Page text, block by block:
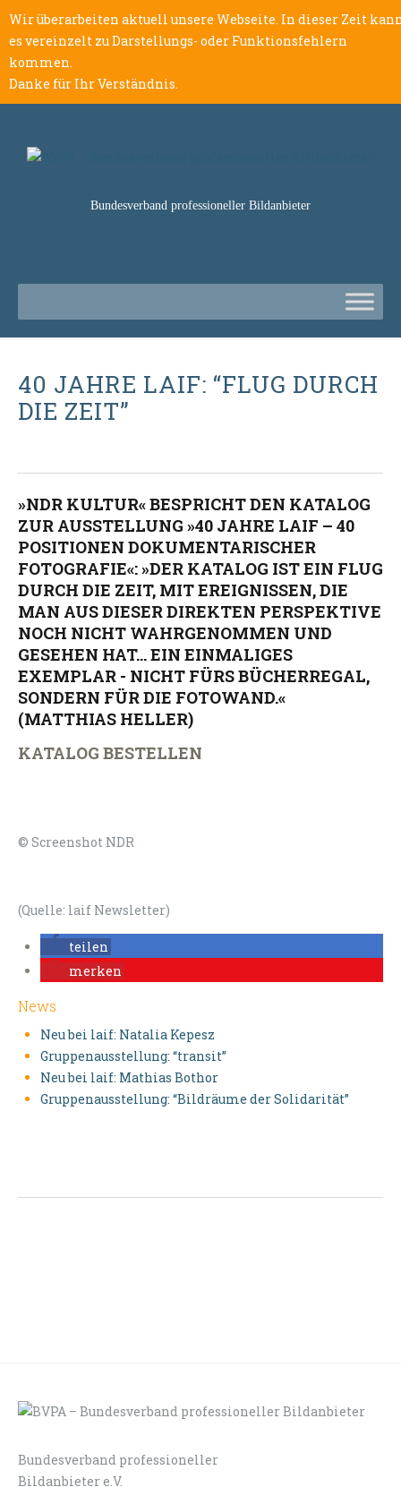
Wir überarbeiten aktuell unsere Webseite. In dieser Zeit
es vereinzelt zu Darstellungs- oder Funktionsfehlern
kommen.
Danke für Ihr Verständnis.
Bundesverband professioneller Bildanbieter
40 JAHRE LAIF: “FLUG DURCH
DIE ZEIT”
»NDR KULTUR« BESPRICHT DEN KATALOG
ZUR AUSSTELLUNG »40 JAHRE LAIF – 40
POSITIONEN DOKUMENTARISCHER
FOTOGRAFIE«: »DER KATALOG IST EIN FLUG
DURCH DIE ZEIT, MIT EREIGNISSEN, DIE
MAN AUS DIESER DIREKTEN PERSPEKTIVE
NOCH NICHT WAHRGENOMMEN UND
GESEHEN HAT... EIN EINMALIGES
EXEMPLAR - NICHT FÜRS BÜCHERREGAL,
SONDERN FÜR DIE FOTOWAND.«
(MATTHIAS HELLER)
KATALOG BESTELLEN
© Screenshot NDR
(Quelle: laif Newsletter)
teilen
merken
News
Neu bei laif: Natalia Kepesz
Gruppenausstellung: “transit”
Neu bei laif: Mathias Bothor
Gruppenausstellung: “Bildräume der Solidarität”
Bundesverband professioneller
Bildanbieter e.V.